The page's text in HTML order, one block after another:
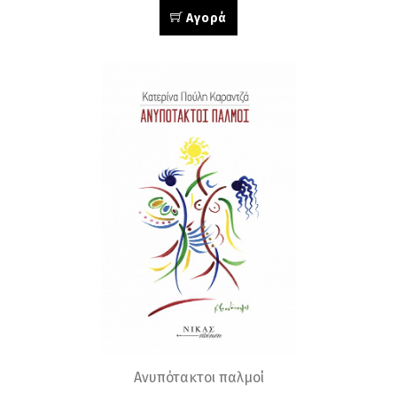
Αγορά
Ανυπότακτοι παλμοί